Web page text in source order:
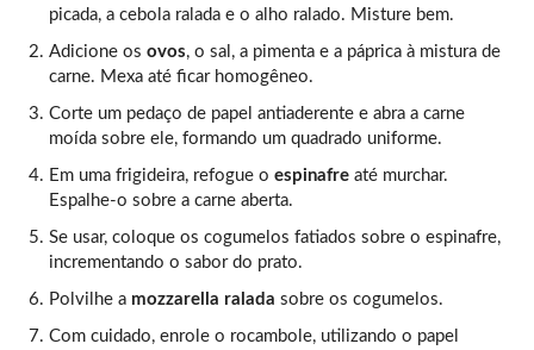
picada, a cebola ralada e o alho ralado. Misture bem.
Adicione os ovos, o sal, a pimenta e a páprica à mistura de
carne. Mexa até ficar homogêneo.
Corte um pedaço de papel antiaderente e abra a carne
moída sobre ele, formando um quadrado uniforme.
Em uma frigideira, refogue o espinafre até murchar.
Espalhe-o sobre a carne aberta.
Se usar, coloque os cogumelos fatiados sobre o espinafre,
incrementando o sabor do prato.
Polvilhe a mozzarella ralada sobre os cogumelos.
Com cuidado, enrole o rocambole, utilizando o papel